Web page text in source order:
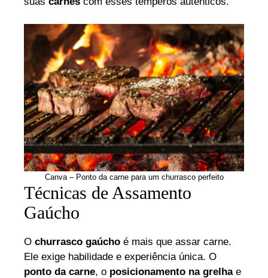
Canva – Ponto da carne para um churrasco perfeito
Técnicas de Assamento
Gaúcho
O churrasco gaúcho é mais que assar carne.
Ele exige habilidade e experiência única. O
ponto da carne, o posicionamento na grelhae